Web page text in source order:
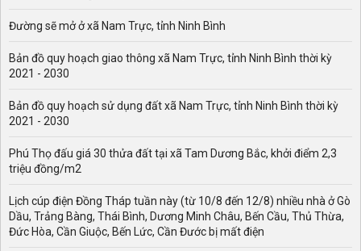
hạn gửi tiết kiệm: Lãi suất thường cao hơn đối với các
kỳ hạn dài.
Hình thức gửi tiền: Gửi tiết kiệm trực tuyến
có thể có mức lãi suất ưu đãi hơn so với gửi tại quầy.
lãi suất tốt hơn. Chính sách ưu đãi: HDBank thường
xuyên triển khai các chương trình khuyến mãi hấp dẫn,
lãi suất áp dụng tại thời điểm hiện tại, khách hàng nên
truy cập website chính thức của HDBank hoặc liên hệ
Các Hình Thức Gửi Tiết Kiệm Tại HDBank
HDBank cung cấp nhiều sản phẩm tiết kiệm phù hợp với
Đường sẽ mở ở xã Nam Trực, tỉnh Ninh Bình
Bản đồ quy hoạch giao thông xã Nam Trực, tỉnh Ninh Bình thời kỳ
2021 - 2030
Bản đồ quy hoạch sử dụng đất xã Nam Trực, tỉnh Ninh Bình thời kỳ
2021 - 2030
Phú Thọ đấu giá 30 thửa đất tại xã Tam Dương Bắc, khởi điểm 2,3
triệu đồng/m2
Lịch cúp điện Đồng Tháp tuần này (từ 10/8 đến 12/8) nhiều nhà ở Gò
Dầu, Trảng Bàng, Thái Bình, Dương Minh Châu, Bến Cầu, Thủ Thừa,
Đức Hòa, Cần Giuộc, Bến Lức, Cần Đước bị mất điện